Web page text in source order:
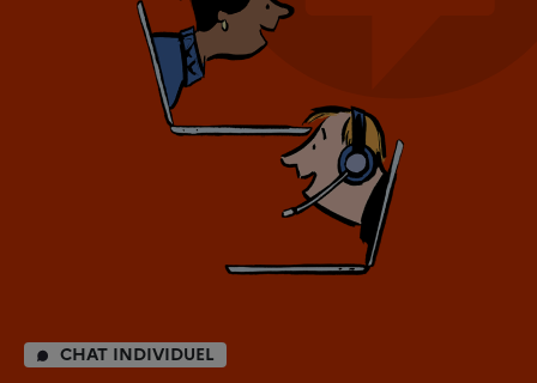
CHAT INDIVIDUEL